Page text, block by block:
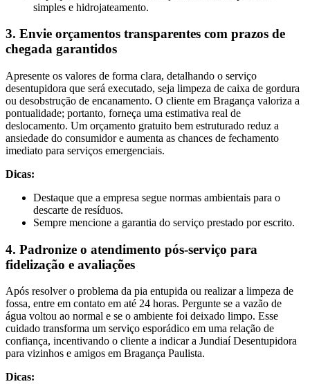
simples e hidrojateamento.
3. Envie orçamentos transparentes com prazos de
chegada garantidos
Apresente os valores de forma clara, detalhando o serviço
desentupidora que será executado, seja limpeza de caixa de gordura
ou desobstrução de encanamento. O cliente em Bragança valoriza a
pontualidade; portanto, forneça uma estimativa real de
deslocamento. Um orçamento gratuito bem estruturado reduz a
ansiedade do consumidor e aumenta as chances de fechamento
imediato para serviços emergenciais.
Dicas:
Destaque que a empresa segue normas ambientais para o
descarte de resíduos.
Sempre mencione a garantia do serviço prestado por escrito.
4. Padronize o atendimento pós-serviço para
fidelização e avaliações
Após resolver o problema da pia entupida ou realizar a limpeza de
fossa, entre em contato em até 24 horas. Pergunte se a vazão de
água voltou ao normal e se o ambiente foi deixado limpo. Esse
cuidado transforma um serviço esporádico em uma relação de
confiança, incentivando o cliente a indicar a Jundiaí Desentupidora
para vizinhos e amigos em Bragança Paulista.
Dicas: